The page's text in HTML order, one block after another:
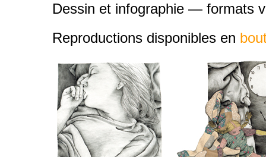
Dessin et infographie — formats
Reproductions disponibles en